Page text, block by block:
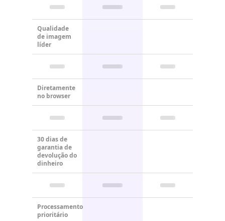
Qualidade
de imagem
líder
Diretamente
no browser
30 dias de
garantia de
devolução do
dinheiro
Processamento
prioritário